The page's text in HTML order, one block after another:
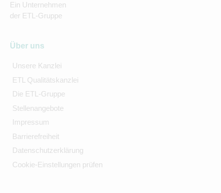
Ein Unternehmen
der ETL-Gruppe
Über uns
Unsere Kanzlei
ETL Qualitätskanzlei
Die ETL-Gruppe
Stellenangebote
Impressum
Barrierefreiheit
Datenschutzerklärung
Cookie-Einstellungen prüfen